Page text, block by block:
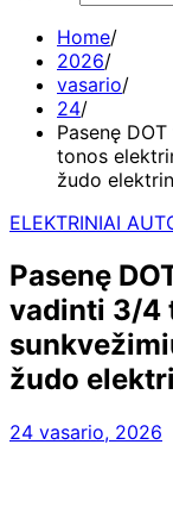
Home
2026
vasario
24
Pasenę
tonos
žudo
ELEKTRINIAI
Pasenę
vadinti 3/4
žudo
24 vasario, 2026